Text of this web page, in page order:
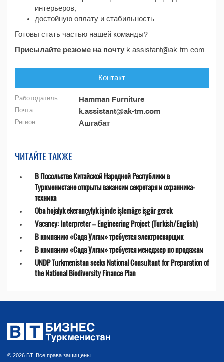
интерьеров;
достойную оплату и стабильность.
Готовы стать частью нашей команды?
Присылайте резюме на почту k.assistant@ak-tm.com
Контакт
Работодатель: Hamman Furniture
Почта: k.assistant@ak-tm.com
Регион: Ашгабат
ЧИТАЙТЕ ТАКЖЕ
В Посольстве Китайской Народной Республики в
Туркменистане открыты вакансии секретаря и охранника-
техника
Oba hojalyk ekerançylyk işinde işlemäge işgär gerek
Vacancy: Interpreter – Engineering Project (Turkish/English)
В компанию «Сада Улгам» требуется электросварщик
В компанию «Сада Улгам» требуется менеджер по продажам
UNDP Turkmenistan seeks National Consultant for Preparation of
the National Biodiversity Finance Plan
© 2026 БТ. Все права защищены.